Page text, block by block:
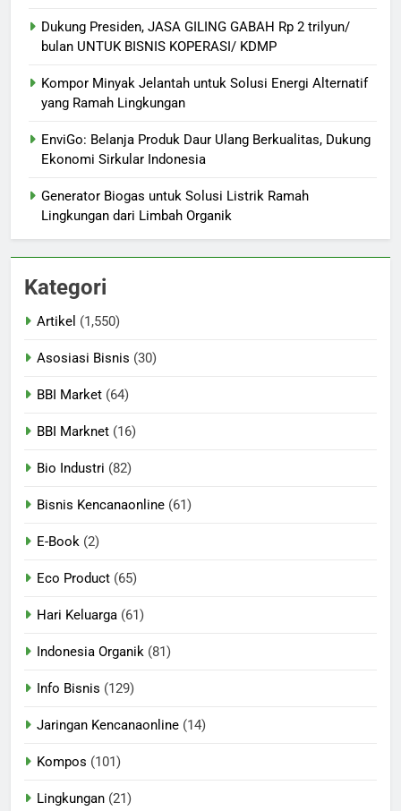
Dukung Presiden, JASA GILING GABAH Rp 2 trilyun/
bulan UNTUK BISNIS KOPERASI/ KDMP
Kompor Minyak Jelantah untuk Solusi Energi Alternatif
yang Ramah Lingkungan
EnviGo: Belanja Produk Daur Ulang Berkualitas, Dukung
Ekonomi Sirkular Indonesia
Generator Biogas untuk Solusi Listrik Ramah
Lingkungan dari Limbah Organik
Kategori
Artikel (1,550)
Asosiasi Bisnis (30)
BBI Market (64)
BBI Marknet (16)
Bio Industri (82)
Bisnis Kencanaonline (61)
E-Book (2)
Eco Product (65)
Hari Keluarga (61)
Indonesia Organik (81)
Info Bisnis (129)
Jaringan Kencanaonline (14)
Kompos (101)
Lingkungan (21)